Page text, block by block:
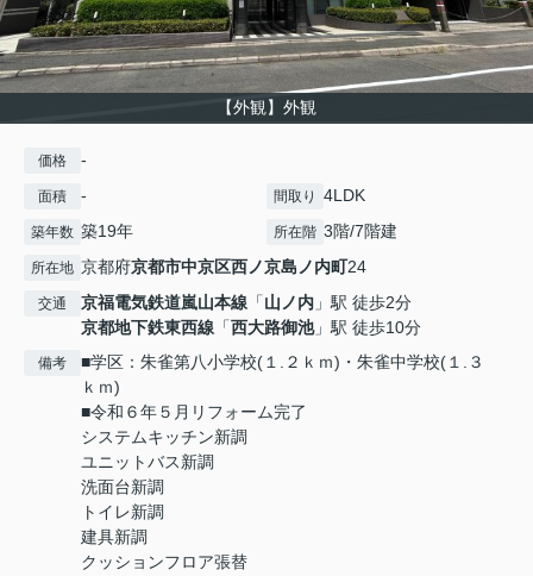
【外観】外観
価格 -
面積 - 間取り 4LDK
築年数 築19年 所在階 3階/7階建
所在地 京都府京都市中京区西ノ京島ノ内町24
交通 京福電気鉄道嵐山本線 「山ノ内 」駅 徒歩2分
京都地下鉄東西線 「西大路御池」駅 徒歩10分
備考
■学区：朱雀第八小学校(１.２ｋｍ)・朱雀中学校(１.３
ｋｍ)
■令和６年５月リフォーム完了
システムキッチン新調
ユニットバス新調
洗面台新調
トイレ新調
建具新調
クッションフロア張替